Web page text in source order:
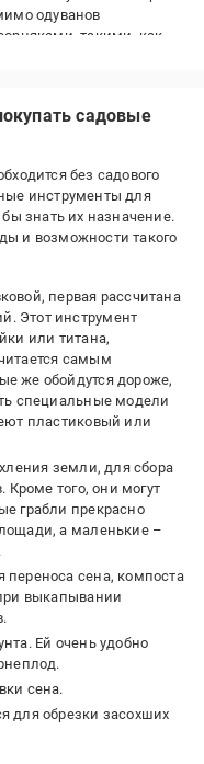
одуванов
такими, как
садовые
без садового
инструменты для
знать их назначение.
и возможности такого
первая рассчитана
Этот инструмент
или титана,
самым
же обойдутся дороже,
специальные модели
пластиковый или
земли, для сбора
Кроме того, они могут
грабли прекрасно
а маленькие –
сена, компоста
выкапывании
Ей очень удобно
сена.
для обрезки засохших